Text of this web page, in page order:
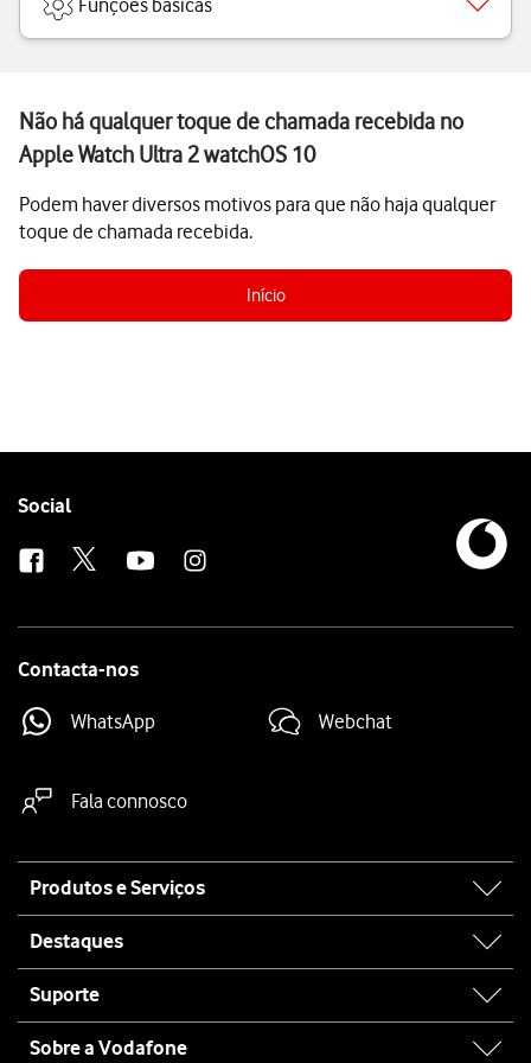
Funções básicas
Não há qualquer toque de chamada recebida no
Apple Watch Ultra 2 watchOS 10
Podem haver diversos motivos para que não haja qualquer
toque de chamada recebida.
Início
Follow
Social
Contacta-nos
WhatsApp Webchat
Fala connosco
map
Produtos e Serviços
Destaques
Suporte
Sobre a Vodafone